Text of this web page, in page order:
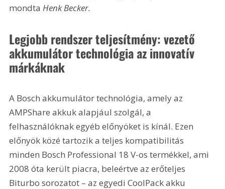
mondta Henk Becker.
Legjobb rendszer teljesítmény: vezető
akkumulátor technológia az innovatív
márkáknak
A Bosch akkumulátor technológia, amely az
AMPShare akkuk alapjául szolgál, a
felhasználóknak egyéb előnyöket is kínál. Ezen
előnyök közé tartozik a teljes kompatibilitás
minden Bosch Professional 18 V-os termékkel, ami
2008 óta került piacra, beleértve az erőteljes
Biturbo sorozatot – az egyedi CoolPack akku